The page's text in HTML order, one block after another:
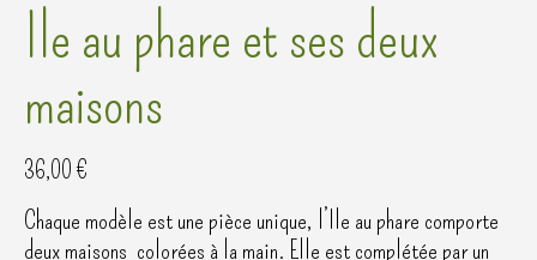
Ile au phare et ses deux
maisons
36,00 €
Chaque modèle est une pièce unique, l’Ile au phare comporte
deux maisons colorées à la main. Elle est complétée par un